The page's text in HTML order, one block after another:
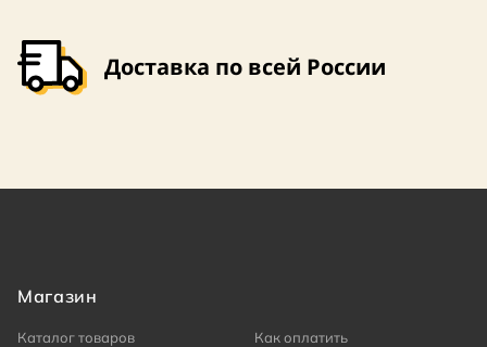
Доставка по всей России
Магазин
Каталог товаров
Как оплатить